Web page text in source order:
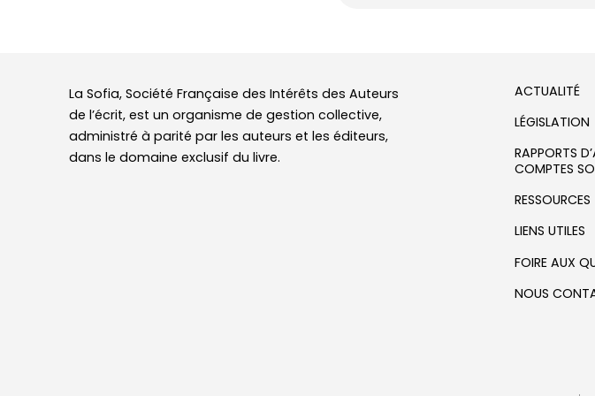
La Sofia, Société Française des Intérêts des Auteurs
de l’écrit, est un organisme de gestion collective,
administré à parité par les auteurs et les éditeurs,
dans le domaine exclusif du livre.
ACTUALITÉ
LÉGISLATION
RAPPORTS
COMPTES
RESSOURCES
LIENS UTILES
FOIRE AUX
NOUS